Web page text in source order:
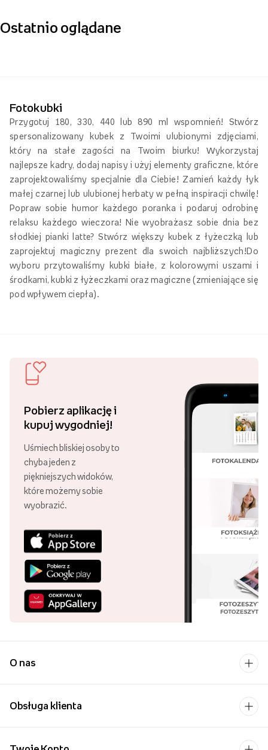
Ostatnio oglądane
Fotokubki
Przygotuj 180, 330, 440 lub 890 ml wspomnień! Stwórz
spersonalizowany kubek z Twoimi ulubionymi zdjęciami,
który na stałe zagości na Twoim biurku! Wykorzystaj
najlepsze kadry, dodaj napisy i użyj elementy graficzne, które
zaprojektowaliśmy specjalnie dla Ciebie! Zamień każdy łyk
małej czarnej lub ulubionej herbaty w pełną inspiracji chwilę!
Popraw sobie humor każdego poranka i podaruj odrobinę
relaksu każdego wieczora! Nie wyobrażasz sobie dnia bez
słodkiej pianki latte? Stwórz większy kubek z łyżeczką lub
zaprojektuj magiczny prezent dla swoich najbliższych!Do
wyboru przytowaliśmy kubki białe, z kolorowymi uszami i
środkami, kubki z łyżeczkami oraz magiczne (zmieniające się
pod wpływem ciepła).
Pobierz aplikację i
kupuj wygodniej!
Uśmiech bliskiej osoby to
chyba jeden z
piękniejszych widoków,
które możemy sobie
wyobrazić.
O nas
Obsługa klienta